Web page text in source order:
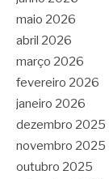
maio 2026
abril 2026
março 2026
fevereiro 2026
janeiro 2026
dezembro 2025
novembro 2025
outubro 2025